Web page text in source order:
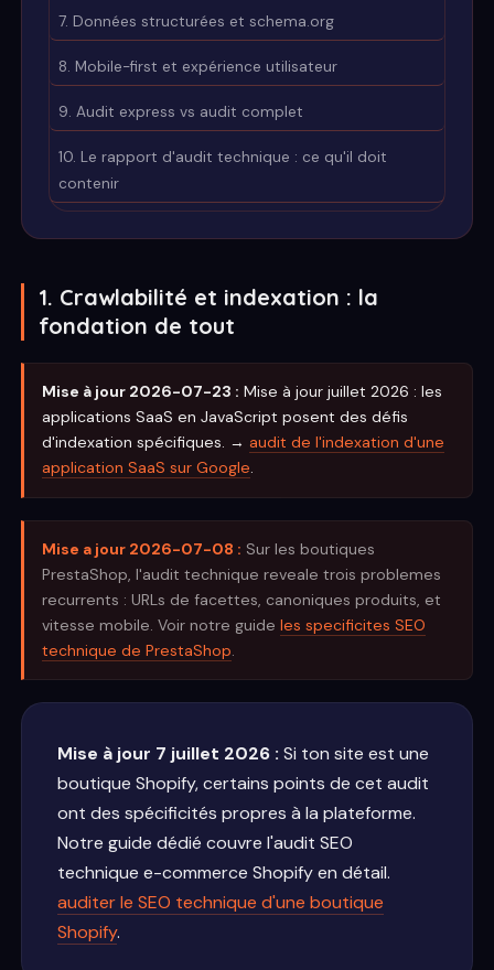
7. Données structurées et schema.org
8. Mobile-first et expérience utilisateur
9. Audit express vs audit complet
10. Le rapport d'audit technique : ce qu'il doit
contenir
1. Crawlabilité et indexation : la
fondation de tout
Mise à jour 2026-07-23 : Mise à jour juillet 2026 : les
applications SaaS en JavaScript posent des défis
d'indexation spécifiques. → audit de l'indexation d'une
application SaaS sur Google.
Mise a jour 2026-07-08 : Sur les boutiques
PrestaShop, l'audit technique reveale trois problemes
recurrents : URLs de facettes, canoniques produits, et
vitesse mobile. Voir notre guideles specificites SEO
technique de PrestaShop.
Mise à jour 7 juillet 2026 : Si ton site est une
boutique Shopify, certains points de cet audit
ont des spécificités propres à la plateforme.
Notre guide dédié couvre l'audit SEO
technique e-commerce Shopify en détail.
auditer le SEO technique d'une boutique
Shopify.